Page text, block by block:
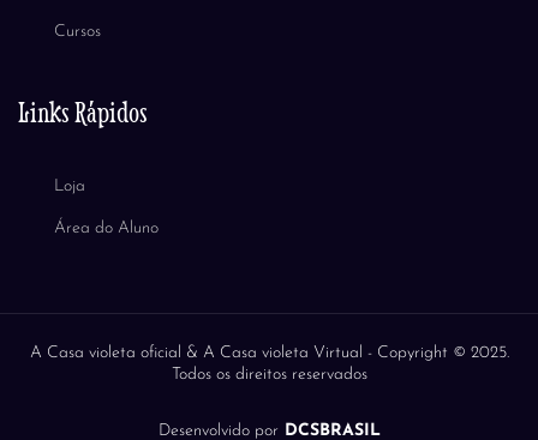
Cursos
Links Rápidos
Loja
Área do Aluno
A Casa violeta oficial & A Casa violeta Virtual - Copyright © 2025.
Todos os direitos reservados
Desenvolvido porDCSBRASIL